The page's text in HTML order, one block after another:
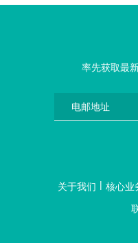
率先获取最
关于我们 核心业